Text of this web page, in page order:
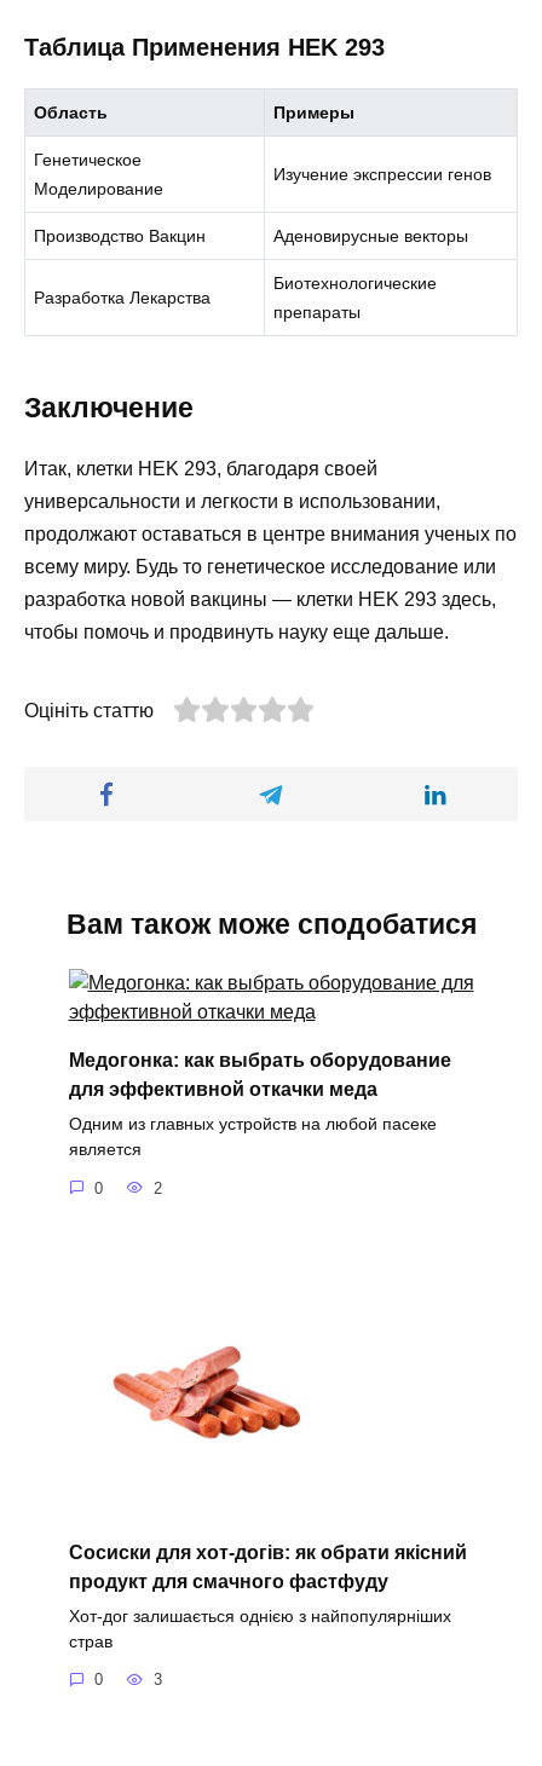
Таблица Применения HEK 293
Область Примеры
Генетическое
Моделирование
Изучение экспрессии генов
Производство Вакцин Аденовирусные векторы
Разработка Лекарства
Биотехнологические
препараты
Заключение
Итак, клетки HEK 293, благодаря своей
универсальности и легкости в использовании,
продолжают оставаться в центре внимания ученых по
всему миру. Будь то генетическое исследование или
разработка новой вакцины — клетки HEK 293 здесь,
чтобы помочь и продвинуть науку еще дальше.
Оцініть статтю
Вам також може сподобатися
Медогонка: как выбрать оборудование
для эффективной откачки меда
Одним из главных устройств на любой пасеке
является
0 2
Сосиски для хот-догів: як обрати якісний
продукт для смачного фастфуду
Хот-дог залишається однією з найпопулярніших
страв
0 3